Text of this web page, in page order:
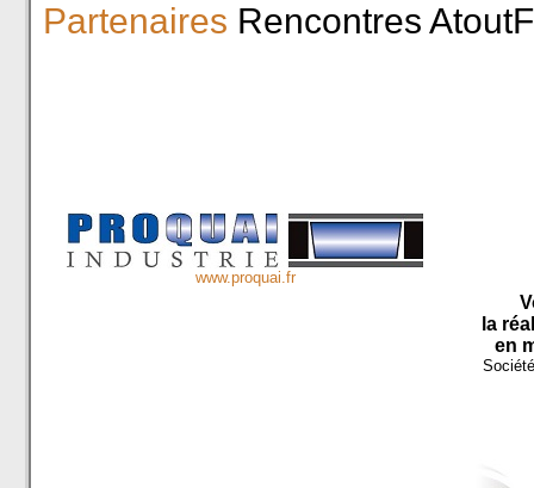
Partenaires Rencontres
www.proquai.fr
la
en
Société